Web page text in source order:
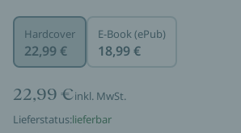
Hardcover
22,99 €
E-Book (ePub)
18,99 €
22,99 €inkl. MwSt.
Lieferstatus:lieferbar